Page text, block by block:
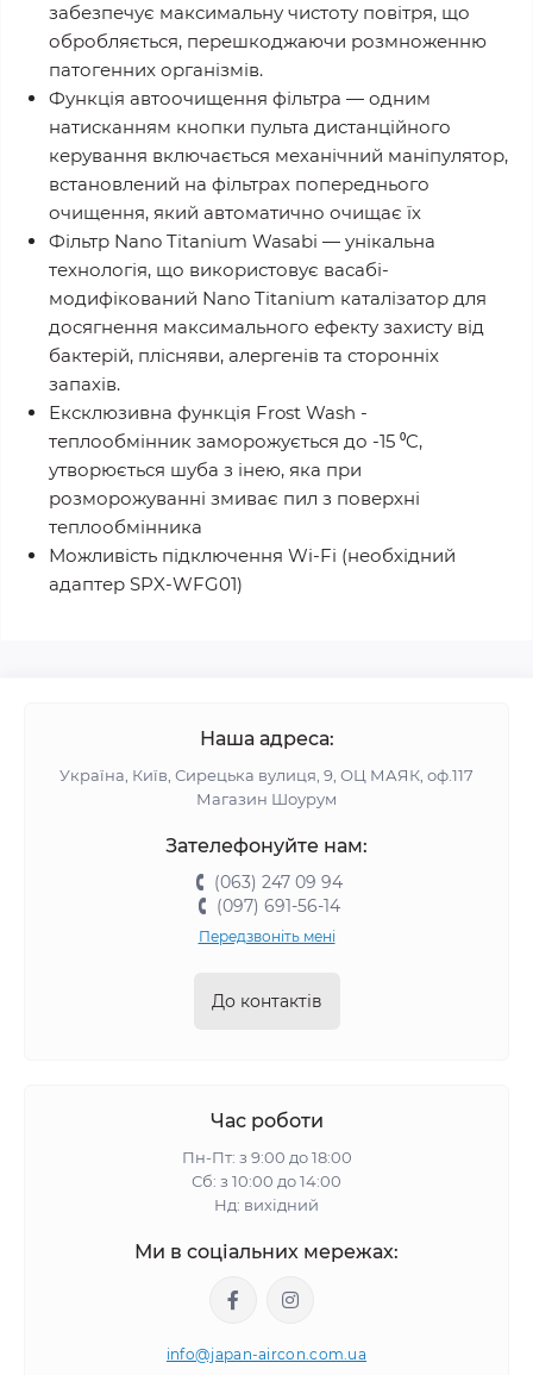
забезпечує максимальну чистоту повітря, що
обробляється, перешкоджаючи розмноженню
патогенних організмів.
Функція автоочищення фільтра — одним
натисканням кнопки пульта дистанційного
керування включається механічний маніпулятор,
встановлений на фільтрах попереднього
очищення, який автоматично очищає їх
Фільтр Nano Titanium Wasabi — унікальна
технологія, що використовує васабі-
модифікований Nano Titanium каталізатор для
досягнення максимального ефекту захисту від
бактерій, плісняви, алергенів та сторонніх
запахів.
Ексклюзивна функція Frost Wash -
теплообмінник заморожується до -15 ⁰C,
утворюється шуба з інею, яка при
розморожуванні змиває пил з поверхні
теплообмінника
Можливість підключення Wi-Fi (необхідний
адаптер SPX-WFG01)
Наша адреса:
Україна, Київ, Сирецька вулиця, 9, ОЦ МАЯК, оф.117
Магазин Шоурум
Зателефонуйте нам:
(063) 247 09 94
(097) 691-56-14
Передзвоніть мені
До контактів
Час роботи
Пн-Пт: з 9:00 до 18:00
Сб: з 10:00 до 14:00
Нд: вихідний
Ми в соціальних мережах:
info@japan-aircon.com.ua